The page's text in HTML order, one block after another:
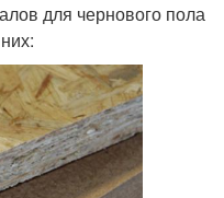
для чернового пола